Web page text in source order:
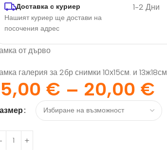
Доставка с куриер
Нашият куриер ще достави на
посочения адрес
1-2 Дни
от дърво
галерия за 2бр снимки 10х15см. и 13ж18см
€ – 20,00€